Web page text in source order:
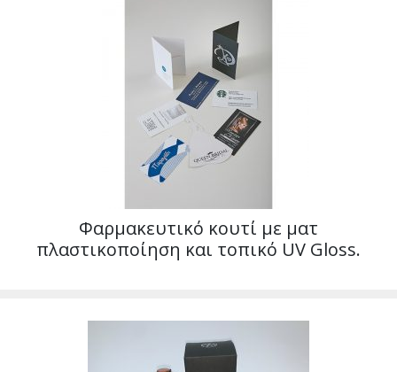
Φαρμακευτικό κουτί με ματ
πλαστικοποίηση και τοπικό UV Gloss.